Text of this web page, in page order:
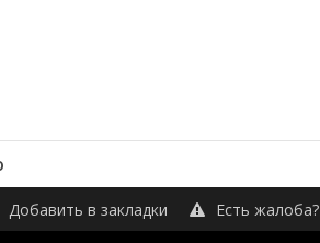
Добавить в закладки Есть жалоба?